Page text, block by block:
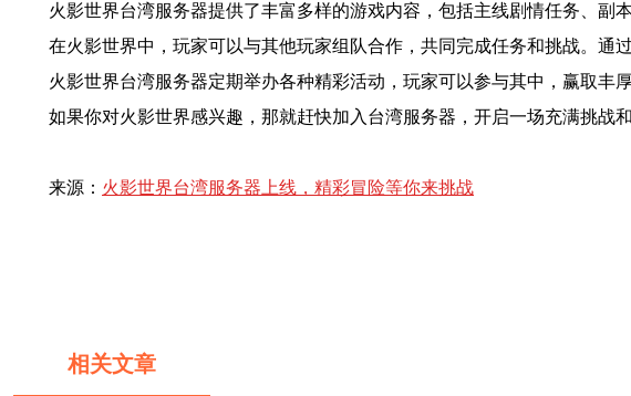
火影世界台湾服务器提供了丰富多样的游戏内容，包括主线剧情任务、副
在火影世界中，玩家可以与其他玩家组队合作，共同完成任务和挑战。通
火影世界台湾服务器定期举办各种精彩活动，玩家可以参与其中，赢取丰
如果你对火影世界感兴趣，那就赶快加入台湾服务器，开启一场充满挑战
来源： 火影世界台湾服务器上线，精彩冒险等你来挑战
相关文章